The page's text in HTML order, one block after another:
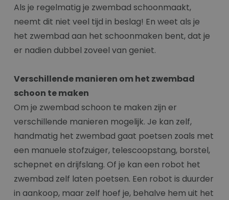
Als je regelmatig je zwembad schoonmaakt,
neemt dit niet veel tijd in beslag! En weet als je
het zwembad aan het schoonmaken bent, dat je
er nadien dubbel zoveel van geniet.
Verschillende manieren om het zwembad
schoon te maken
Om je zwembad schoon te maken zijn er
verschillende manieren mogelijk. Je kan zelf,
handmatig het zwembad gaat poetsen zoals met
een manuele stofzuiger, telescoopstang, borstel,
schepnet en drijfslang. Of je kan een robot het
zwembad zelf laten poetsen. Een robot is duurder
in aankoop, maar zelf hoef je, behalve hem uit het